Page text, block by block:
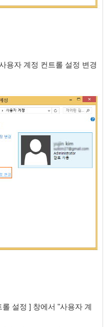
용자 계정 컨트롤 설정 변경
설정 ] 창에서 "사용자 계